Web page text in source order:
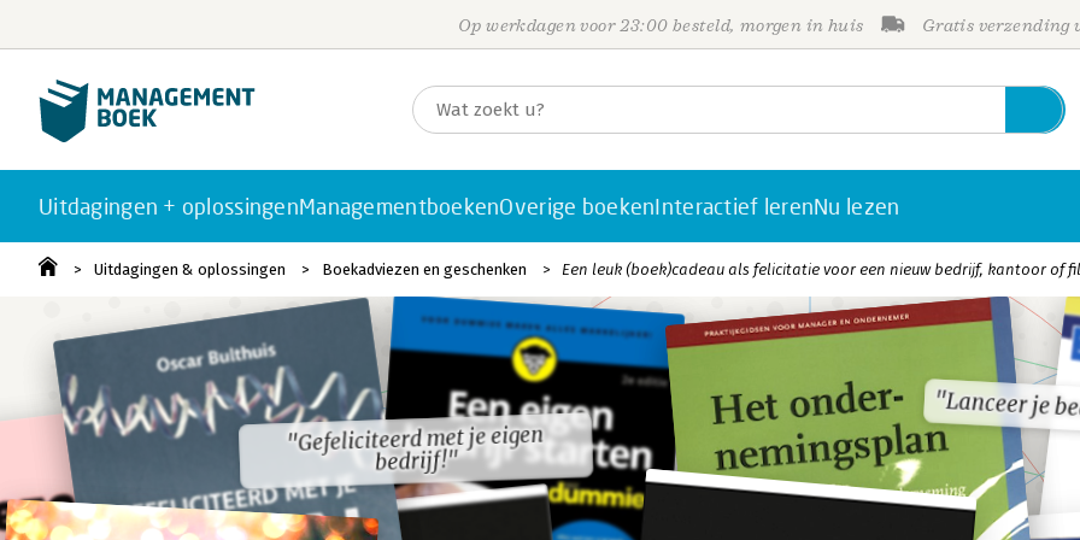
Op werkdagen voor 23:00 besteld, morgen in huis Gratis verzending
Uitdagingen + oplossingenManagementboekenOverige boekenInteractief lerenNu lezen
Uitdagingen & oplossingen Boekadviezen en geschenken Een leuk (boek)cadeau als felicitatie voor een nieuw bedrijf, kantoor of
"Gefeliciteerd met je eigen
bedrijf!"
"Lanceer je
"Gefeliciteerd met je eigen
bedrijf!"
"Lanceer je